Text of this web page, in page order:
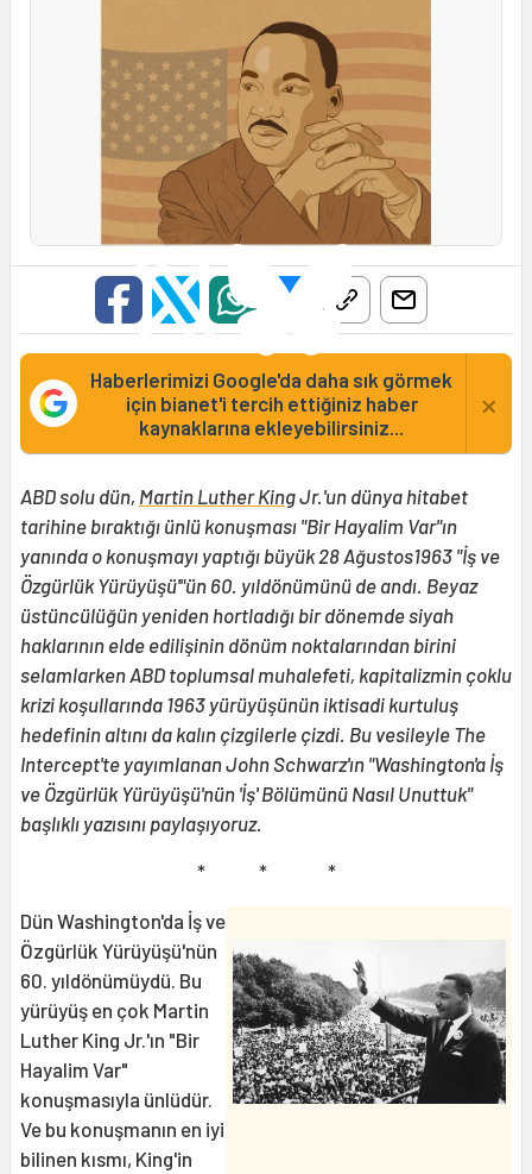
Haberlerimizi Google'da daha sık görmek
için bianet'i tercih ettiğiniz haber
kaynaklarına ekleyebilirsiniz...
×
ABD solu dün, Martin Luther KingJr.'un dünya hitabet
tarihine bıraktığı ünlü konuşması "Bir Hayalim Var"ın
yanında o konuşmayı yaptığı büyük 28 Ağustos1963 "İş ve
Özgürlük Yürüyüşü'"ün 60. yıldönümünü de andı. Beyaz
üstüncülüğün yeniden hortladığı bir dönemde siyah
haklarının elde edilişinin dönüm noktalarından birini
selamlarken ABD toplumsal muhalefeti, kapitalizmin çoklu
krizi koşullarında 1963 yürüyüşünün iktisadi kurtuluş
hedefinin altını da kalın çizgilerle çizdi. Bu vesileyle The
Intercept'te yayımlanan John Schwarz'ın "Washington'a İş
ve Özgürlük Yürüyüşü'nün 'İş' Bölümünü Nasıl Unuttuk"
başlıklı yazısını paylaşıyoruz.
* * *
Dün Washington'da İş ve
Özgürlük Yürüyüşü'nün
60. yıldönümüydü. Bu
yürüyüş en çok Martin
Luther King Jr.'ın "Bir
Hayalim Var"
konuşmasıyla ünlüdür.
Ve bu konuşmanın en iyi
bilinen kısmı, King'in